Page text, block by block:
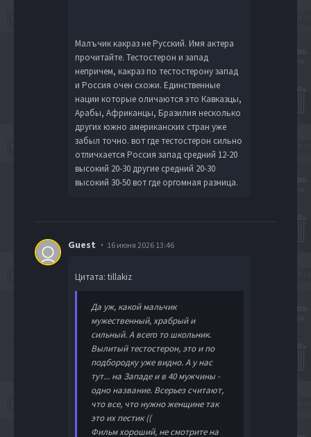
Малъчик какраз не Русский. Имя актера
прочитайте. Тестостерон и запад
непричем, какраз по тестостерону запад
и Россия очен схожи. Единственные
нации которые оличаются это Кавказцы,
Арабы, Африканцы, Бразилия несколько
других южно американских стран уже
забыл точно. вот где тестостерон сильно
отличхается Россия запад средний 12-20
высокий 20-30 другие средний 20-30
высокий 30-50 вот где оргомная разница.
Guest 16 июня 2026 13:46
Цитата: tillakiz
Да уж, какой мальчик
мужественный, храбрый и
сильный. А всего то школьник.
Вылитый тестостерон, это и по
подбородку уже видно. А у нас
тут... на Западе и в 40 мужчины -
одно название. Всерьез считают,
что все, что нужно женщине так
это их пестик ((
Фильм хороший, не смотрите на